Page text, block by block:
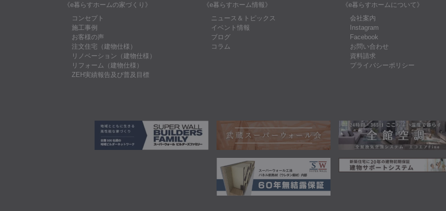
《e暮らすホームの家づくり》
コンセプト
施工事例
お客様の声
注文住宅（建物仕様）
リノベーション（建物仕様）
リフォーム（建物仕様）
ZEH実績報告及び普及目標
《e暮らすホーム情報》
ニュース＆トピックス
イベント情報
ブログ
コラム
《e暮らすホームについて》
会社案内
Instagram
Facebook
お問い合わせ
資料請求
プライバシーポリシー